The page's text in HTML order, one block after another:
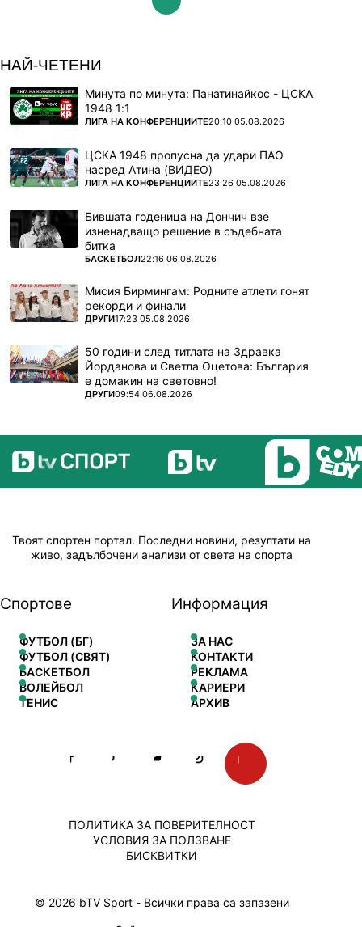
НАЙ-ЧЕТЕНИ
Минута по минута: Панатинайкос - ЦСКА
1948 1:1
ПОВЕЧЕ ОТ
ЛИГА НА КОНФЕРЕНЦИИТЕ20:10 05.08.2026
ЦСКА 1948 пропусна да удари ПАО
насред Атина (ВИДЕО)
ПОВЕЧЕ ОТ
ЛИГА НА КОНФЕРЕНЦИИТЕ23:26 05.08.2026
Бившата годеница на Дончич взе
изненадващо решение в съдебната
битка
ПОВЕЧЕ ОТ
БАСКЕТБОЛ22:16 06.08.2026
Мисия Бирмингам: Родните атлети гонят
рекорди и финали
ПОВЕЧЕ ОТ
ДРУГИ17:23 05.08.2026
50 години след титлата на Здравка
Йорданова и Светла Оцетова: България
е домакин на световно!
ПОВЕЧЕ ОТ
ДРУГИ09:54 06.08.2026
Твоят спортен портал. Последни новини, резултати на
живо, задълбочени анализи от света на спорта
Спортове
ФУТБОЛ (БГ)
ФУТБОЛ (СВЯТ)
БАСКЕТБОЛ
ВОЛЕЙБОЛ
ТЕНИС
Информация
ЗА НАС
КОНТАКТИ
РЕКЛАМА
КАРИЕРИ
АРХИВ
© 2026 bTV Sport - Всички права са запазени
ПОЛИТИКА ЗА ПОВЕРИТЕЛНОСТ
УСЛОВИЯ ЗА ПОЛЗВАНЕ
БИСКВИТКИ